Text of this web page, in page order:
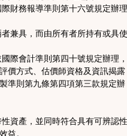
財務報導準則第十六號規定辦
兼具，而由所有者所持有或具
際會計準則第四十號規定辦理
方式、估價師資格及資訊揭露
則第九條第四項第三款規定辦
資產，並同時符合具有可辨認
益。